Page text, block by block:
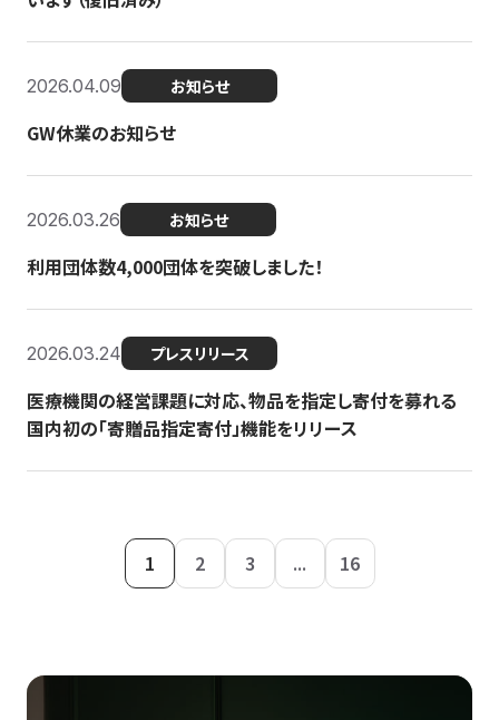
2026.04.09 お知らせ
GW休業のお知らせ
2026.03.26 お知らせ
利用団体数4,000団体を突破しました！
2026.03.24 プレスリリース
医療機関の経営課題に対応、物品を指定し寄付を募れる
国内初の「寄贈品指定寄付」機能をリリース
1 2 3 ... 16